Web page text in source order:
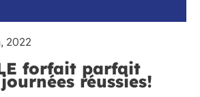
2022
forfait parfait
réussies!